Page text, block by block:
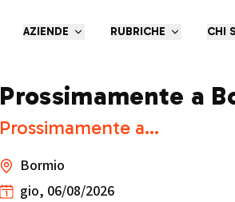
AZIENDE RUBRICHE CHI
Prossimamente a
Prossimamente a...
Bormio
gio, 06/08/2026